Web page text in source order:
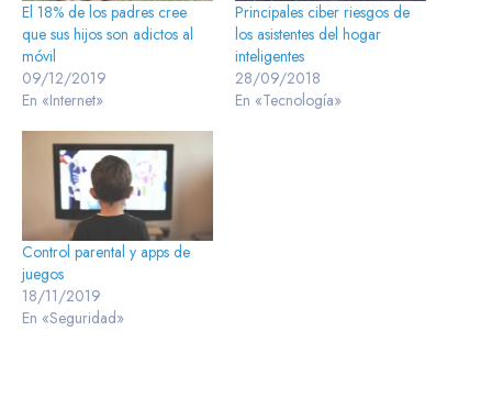
El 18% de los padres cree
que sus hijos son adictos al
móvil
09/12/2019
En «Internet»
Principales ciber riesgos de
los asistentes del hogar
inteligentes
28/09/2018
En «Tecnología»
Control parental y apps de
juegos
18/11/2019
En «Seguridad»